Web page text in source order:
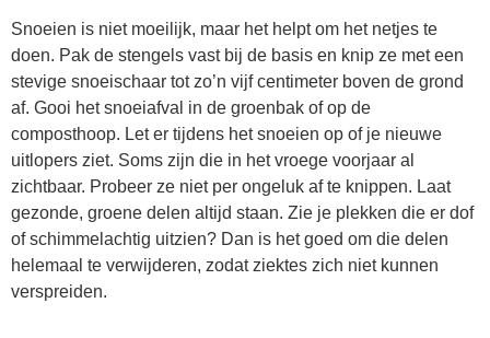
Snoeien is niet moeilijk, maar het helpt om het netjes te
doen. Pak de stengels vast bij de basis en knip ze met een
stevige snoeischaar tot zo’n vijf centimeter boven de grond
af. Gooi het snoeiafval in de groenbak of op de
composthoop. Let er tijdens het snoeien op of je nieuwe
uitlopers ziet. Soms zijn die in het vroege voorjaar al
zichtbaar. Probeer ze niet per ongeluk af te knippen. Laat
gezonde, groene delen altijd staan. Zie je plekken die er dof
of schimmelachtig uitzien? Dan is het goed om die delen
helemaal te verwijderen, zodat ziektes zich niet kunnen
verspreiden.